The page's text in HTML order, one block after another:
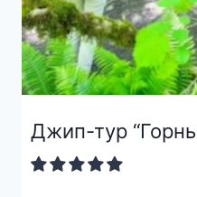
Джип-тур